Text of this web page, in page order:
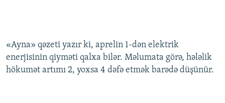
«Ayna» qəzeti yazır ki, aprelin 1-dən elektrik
enerjisinin qiyməti qalxa bilər. Məlumata görə, hələlik
hökumət artımı 2, yoxsa 4 dəfə etmək barədə düşünür.